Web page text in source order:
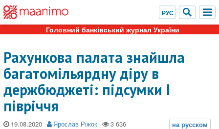
Головний банківський журнал України
Рахункова палата знайшла
багатомільярдну діру в
держбюджеті: підсумки I
півріччя
19.08.2020 Ярослав Ріжок